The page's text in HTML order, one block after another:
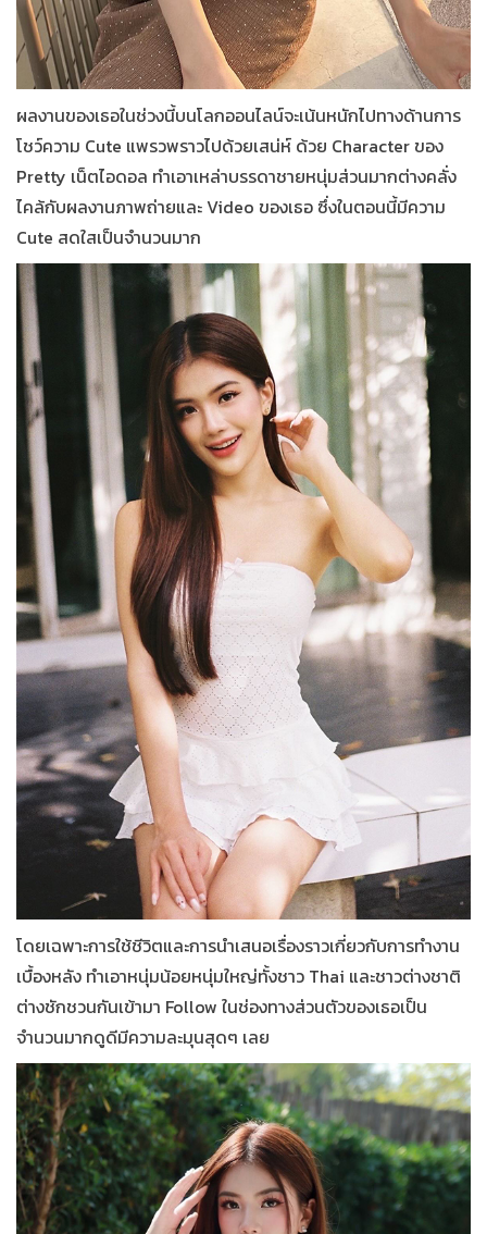
ผลงานของเธอในช่วงนี้บนโลกออนไลน์จะเน้นหนักไปทางด้านการ
โชว์ความ Cute แพรวพราวไปด้วยเสน่ห์ ด้วย Character ของ
Pretty เน็ตไอดอล ทำเอาเหล่าบรรดาชายหนุ่มส่วนมากต่างคลั่ง
ไคล้กับผลงานภาพถ่ายและVideo ของเธอ ซึ่งในตอนนี้มีความ
Cute สดใสเป็นจำนวนมาก
โดยเฉพาะการใช้ชีวิตและการนำเสนอเรื่องราวเกี่ยวกับการทำงาน
เบื้องหลัง ทำเอาหนุ่มน้อยหนุ่มใหญ่ทั้งชาว Thai และชาวต่างชาติ
ต่างชักชวนกันเข้ามา Follow ในช่องทางส่วนตัวของเธอเป็น
จำนวนมากดูดีมีความละมุนสุดๆ เลย